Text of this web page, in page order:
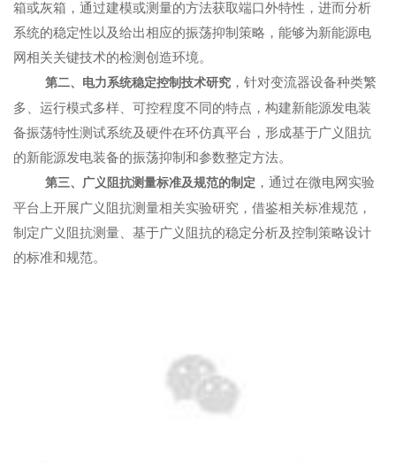
箱或灰箱，通过建模或测量的方法获取端口外特性，进而分析
系统的稳定性以及给出相应的振荡抑制策略，能够为新能源电
网相关关键技术的检测创造环境。
第二、电力系统稳定控制技术研究 ，针对变流器设备种类繁
多、运行模式多样、可控程度不同的特点，构建新能源发电装
备振荡特性测试系统及硬件在环仿真平台，形成基于广义阻抗
的新能源发电装备的振荡抑制和参数整定方法。
第三、广义阻抗测量标准及规范的制定 ，通过在微电网实验
平台上开展广义阻抗测量相关实验研究，借鉴相关标准规范，
制定广义阻抗测量、基于广义阻抗的稳定分析及控制策略设计
的标准和规范。